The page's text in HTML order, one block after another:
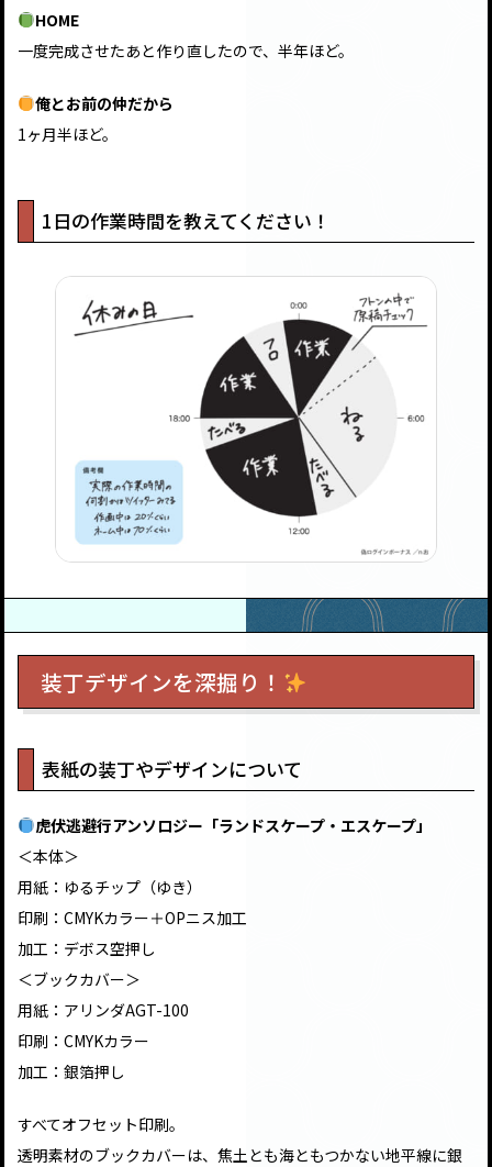
HOME
一度完成させたあと作り直したので、半年ほど。
俺とお前の仲だから
1ヶ月半ほど。
1日の作業時間を教えてください！
装丁デザインを深掘り！
表紙の装丁やデザインについて
虎伏逃避行アンソロジー「ランドスケープ・エスケープ」
＜本体＞
用紙：ゆるチップ（ゆき）
印刷：CMYKカラー＋OPニス加工
加工：デボス空押し
＜ブックカバー＞
用紙：アリンダAGT-100
印刷：CMYKカラー
加工：銀箔押し
すべてオフセット印刷。
透明素材のブックカバーは、焦土とも海ともつかない地平線に銀